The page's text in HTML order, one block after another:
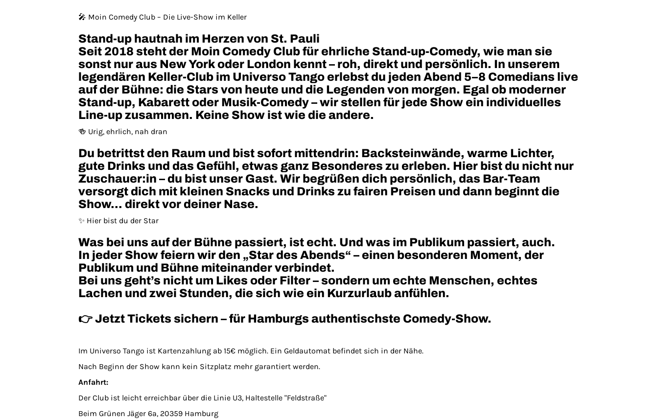
🎤 Moin Comedy Club – Die Live-Show im Keller
Stand-up hautnah im Herzen von St. Pauli
Seit 2018 steht der Moin Comedy Club für ehrliche Stand-up-Comedy, wie man sie
sonst nur aus New York oder London kennt – roh, direkt und persönlich. In unserem
legendären Keller-Club im Universo Tango erlebst du jeden Abend 5–8 Comedians live
auf der Bühne: die Stars von heute und die Legenden von morgen. Egal ob moderner
Stand-up, Kabarett oder Musik-Comedy – wir stellen für jede Show ein individuelles
Line-up zusammen. Keine Show ist wie die andere.
🍻 Urig, ehrlich, nah dran
Du betrittst den Raum und bist sofort mittendrin: Backsteinwände, warme Lichter,
gute Drinks und das Gefühl, etwas ganz Besonderes zu erleben. Hier bist du nicht nur
Zuschauer:in – du bist unser Gast. Wir begrüßen dich persönlich, das Bar-Team
versorgt dich mit kleinen Snacks und Drinks zu fairen Preisen und dann beginnt die
Show… direkt vor deiner Nase.
✨ Hier bist du der Star
Was bei uns auf der Bühne passiert, ist echt. Und was im Publikum passiert, auch.
In jeder Show feiern wir den „Star des Abends“ – einen besonderen Moment, der
Publikum und Bühne miteinander verbindet.
Bei uns geht’s nicht um Likes oder Filter – sondern um echte Menschen, echtes
Lachen und zwei Stunden, die sich wie ein Kurzurlaub anfühlen.
👉 Jetzt Tickets sichern – für Hamburgs authentischste Comedy-Show.
Im Universo Tango ist Kartenzahlung ab 15€ möglich. Ein Geldautomat befindet sich in der Nähe.
Nach Beginn der Show kann kein Sitzplatz mehr garantiert werden.
Anfahrt:
Der Club ist leicht erreichbar über die Linie U3, Haltestelle "Feldstraße"
Beim Grünen Jäger 6a, 20359 Hamburg